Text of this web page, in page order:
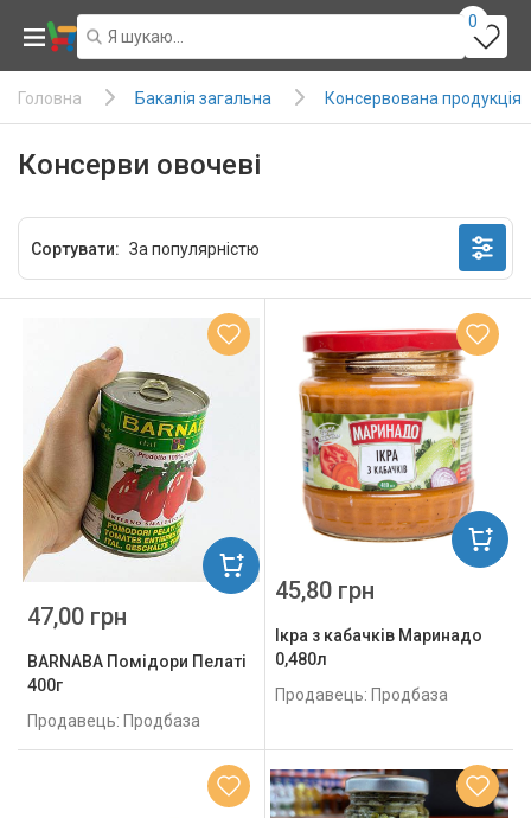
0
Головна Бакалія загальна Консервована продукція
Консерви овочеві
Сортувати:
BARNABA Помідори Пелаті
400г
Продавець: Продбаза
47,00 грн
Ікра з кабачків Маринадо
0,480л
Продавець: Продбаза
45,80 грн